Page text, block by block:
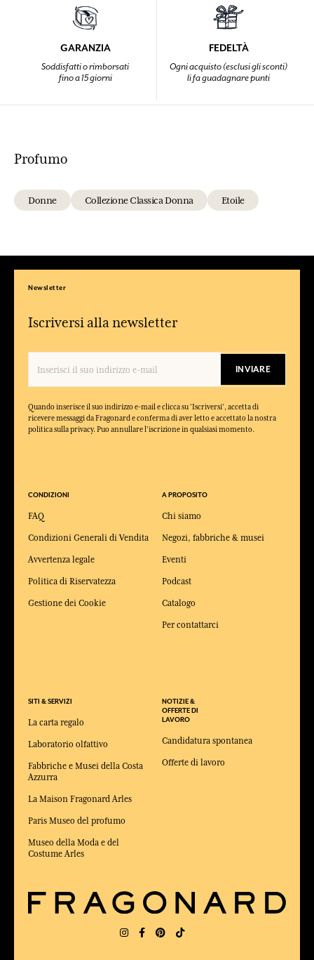
GARANZIA
Soddisfatti o rimborsati
fino a 15 giorni
FEDELTÀ
Ogni acquisto (esclusi gli sconti)
li fa guadagnare punti
Profumo
Donne Collezione Classica Donna Etoile
Newsletter
Iscriversi alla newsletter
INVIARE
Quando inserisce il suo indirizzo e-mail e clicca su 'Iscriversi', accetta di
ricevere messaggi da Fragonard e conferma di aver letto e accettato la nostra
politica sulla privacy. Puo annullare l'iscrizione in qualsiasi momento.
CONDIZIONI
FAQ
Condizioni Generali di Vendita
Avvertenza legale
Politica di Riservatezza
Gestione dei Cookie
SITI & SERVIZI
La carta regalo
Laboratorio olfattivo
Fabbriche e Musei della Costa
Azzurra
La Maison Fragonard Arles
Paris Museo del profumo
Museo della Moda e del
Costume Arles
A PROPOSITO
Chi siamo
Negozi, fabbriche & musei
Eventi
Podcast
Catalogo
Per contattarci
NOTIZIE &
OFFERTE DI
LAVORO
Candidatura spontanea
Offerte di lavoro